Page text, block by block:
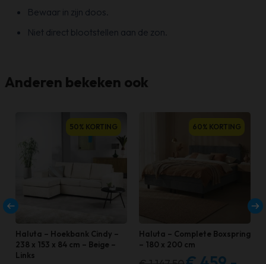
Bewaar in zijn doos.
Niet direct blootstellen aan de zon.
Anderen bekeken ook
Haluta – Hoekbank Cindy –
238 x 153 x 84 cm – Beige –
Links
50% KORTING
Haluta – Complete Boxspring
– 180 x 200 cm
Oorspronkelijke
60% KORTING